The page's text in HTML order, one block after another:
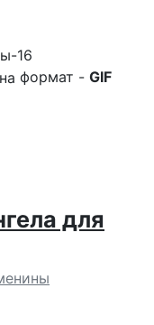
16
формат - GIF
для